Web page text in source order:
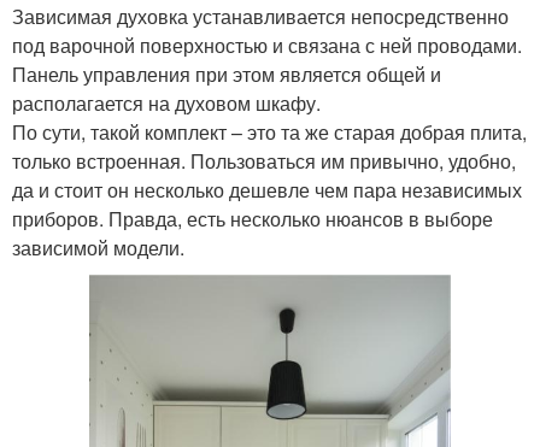
Зависимая духовка устанавливается непосредственно
под варочной поверхностью и связана с ней проводами.
Панель управления при этом является общей и
располагается на духовом шкафу.
По сути, такой комплект – это та же старая добрая плита,
только встроенная. Пользоваться им привычно, удобно,
да и стоит он несколько дешевле чем пара независимых
приборов. Правда, есть несколько нюансов в выборе
зависимой модели.